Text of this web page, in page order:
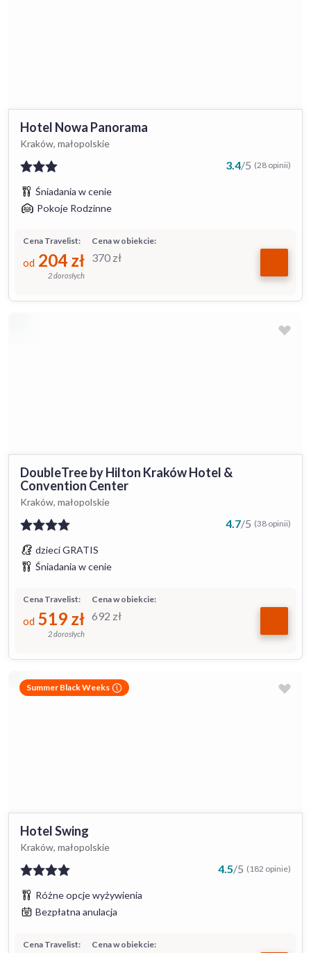
Hotel Nowa Panorama
Kraków, małopolskie
3.4/5 (28 opinii)
Śniadania w cenie
Pokoje Rodzinne
Cena w obiekcie:
370 zł
Cena Travelist:
od 204 zł
2 dorosłych
DoubleTree by Hilton Kraków Hotel &
Convention Center
Kraków, małopolskie
4.7/5 (38 opinii)
dzieci GRATIS
Śniadania w cenie
Cena w obiekcie:
692 zł
Cena Travelist:
od 519 zł
2 dorosłych
Summer Black Weeks
Hotel Swing
Kraków, małopolskie
4.5/5 (182 opinie)
Różne opcje wyżywienia
Bezpłatna anulacja
Cena w obiekcie:
Cena Travelist: